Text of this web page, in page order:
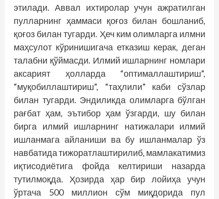
этилади. Аввал ихтиролар учун ажратилган
пулларнинг ҳаммаси қоғоз билан бошланиб,
қоғоз билан тугарди. Ҳеч ким олимларга илмни
маҳсулот кўринишигача етказиш керак, деган
талабни қўймасди. Илмий ишларнинг номлари
аксарият ҳолларда “оптималлаштириш”,
“муқобиллаштириш”, “таҳлили” каби сўзлар
билан тугарди. Эндиликда олимларга бўлган
рағбат ҳам, эътибор ҳам ўзгарди, шу билан
бирга илмий ишларнинг натижалари илмий
ишланмага айланиши ва бу ишланмалар ўз
навбатида тижоратлаштирилиб, мамлакатимиз
иқтисодиётига фойда келтириши назарда
тутилмоқда. Ҳозирда ҳар бир лойиҳа учун
ўртача 500 миллион сўм миқдорида пул